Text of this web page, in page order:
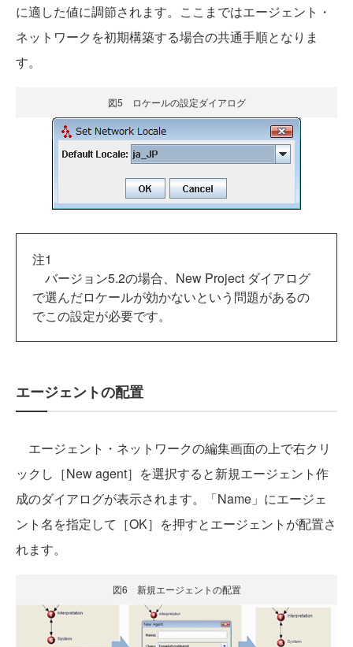
に適した値に調節されます。ここまではエージェント・
ネットワークを初期構築する場合の共通手順となりま
す。
図5 ロケールの設定ダイアログ
注1
バージョン5.2の場合、New Project ダイアログ
で選んだロケールが効かないという問題があるの
でこの設定が必要です。
エージェントの配置
エージェント・ネットワークの編集画面の上で右クリ
ックし［New agent］を選択すると新規エージェント作
成のダイアログが表示されます。「Name」にエージェ
ント名を指定して［OK］を押すとエージェントが配置さ
れます。
図6 新規エージェントの配置